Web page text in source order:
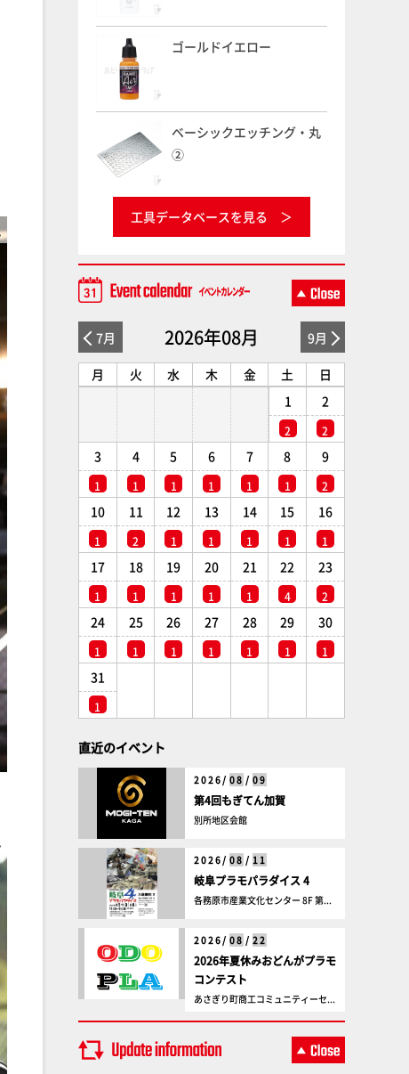
ゴールドイエロー
ベーシックエッチング・丸
②
工具データベースを見る
7月 2026年08月 9月
月 火 水 木 金 土
日
1
2
2
2
3
1
4
1
5
1
6
1
7
1
8
1
9
2
10
1
11
2
12
1
13
1
14
1
15
1
16
1
17
1
18
1
19
1
20
1
21
1
22
4
23
2
24
1
25
1
26
1
27
1
28
1
29
1
30
1
31
1
直近のイベント
2026/ 08 / 09
第4回もぎてん加賀
別所地区会館
2026/ 08 / 11
岐阜プラモパラダイス 4
各務原市産業文化センター 8F 第...
2026/ 08 / 22
2026年夏休みおどんがプラモ
コンテスト
あさぎり町商工コミュニティーセ...